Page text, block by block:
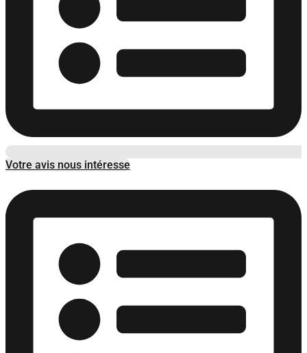
Votre avis nous intéresse